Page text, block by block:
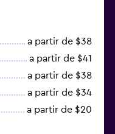
a partir de $38
a partir de $41
a partir de $38
a partir de $34
a partir de $20